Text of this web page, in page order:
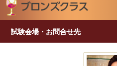
試験会場・お問合せ先